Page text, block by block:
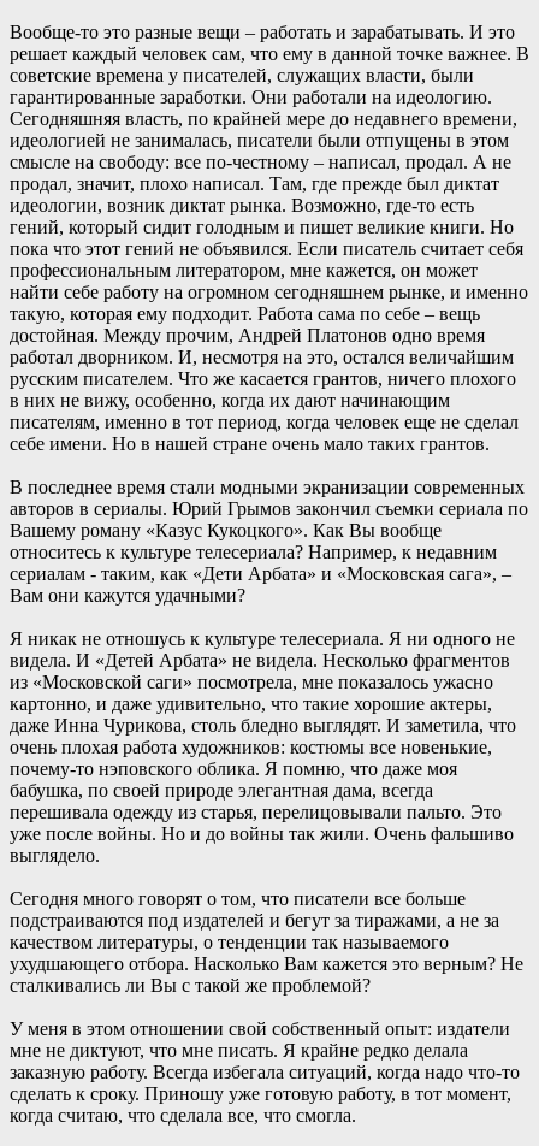
Вообще-то это разные вещи – работать и зарабатывать. И это
решает каждый человек сам, что ему в данной точке важнее. В
советские времена у писателей, служащих власти, были
гарантированные заработки. Они работали на идеологию.
Сегодняшняя власть, по крайней мере до недавнего времени,
идеологией не занималась, писатели были отпущены в этом
смысле на свободу: все по-честному – написал, продал. А не
продал, значит, плохо написал. Там, где прежде был диктат
идеологии, возник диктат рынка. Возможно, где-то есть
гений, который сидит голодным и пишет великие книги. Но
пока что этот гений не объявился. Если писатель считает себя
профессиональным литератором, мне кажется, он может
найти себе работу на огромном сегодняшнем рынке, и именно
такую, которая ему подходит. Работа сама по себе – вещь
достойная. Между прочим, Андрей Платонов одно время
работал дворником. И, несмотря на это, остался величайшим
русским писателем. Что же касается грантов, ничего плохого
в них не вижу, особенно, когда их дают начинающим
писателям, именно в тот период, когда человек еще не сделал
себе имени. Но в нашей стране очень мало таких грантов.
В последнее время стали модными экранизации современных
авторов в сериалы. Юрий Грымов закончил съемки сериала по
Вашему роману «Казус Кукоцкого». Как Вы вообще
относитесь к культуре телесериала? Например, к недавним
сериалам - таким, как «Дети Арбата» и «Московская сага», –
Вам они кажутся удачными?
Я никак не отношусь к культуре телесериала. Я ни одного не
видела. И «Детей Арбата» не видела. Несколько фрагментов
из «Московской саги» посмотрела, мне показалось ужасно
картонно, и даже удивительно, что такие хорошие актеры,
даже Инна Чурикова, столь бледно выглядят. И заметила, что
очень плохая работа художников: костюмы все новенькие,
почему-то нэповского облика. Я помню, что даже моя
бабушка, по своей природе элегантная дама, всегда
перешивала одежду из старья, перелицовывали пальто. Это
уже после войны. Но и до войны так жили. Очень фальшиво
выглядело.
Сегодня много говорят о том, что писатели все больше
подстраиваются под издателей и бегут за тиражами, а не за
качеством литературы, о тенденции так называемого
ухудшающего отбора. Насколько Вам кажется это верным? Не
сталкивались ли Вы с такой же проблемой?
У меня в этом отношении свой собственный опыт: издатели
мне не диктуют, что мне писать. Я крайне редко делала
заказную работу. Всегда избегала ситуаций, когда надо что-то
сделать к сроку. Приношу уже готовую работу, в тот момент,
когда считаю, что сделала все, что смогла.